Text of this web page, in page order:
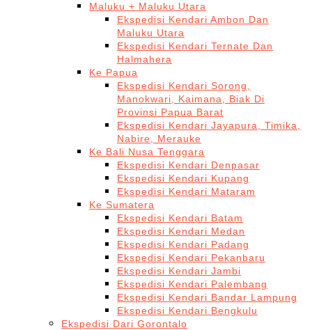
Maluku + Maluku Utara
Ekspedisi Kendari Ambon Dan
Maluku Utara
Ekspedisi Kendari Ternate Dan
Halmahera
Ke Papua
Ekspedisi Kendari Sorong,
Manokwari, Kaimana, Biak Di
Provinsi Papua Barat
Ekspedisi Kendari Jayapura, Timika,
Nabire, Merauke
Ke Bali Nusa Tenggara
Ekspedisi Kendari Denpasar
Ekspedisi Kendari Kupang
Ekspedisi Kendari Mataram
Ke Sumatera
Ekspedisi Kendari Batam
Ekspedisi Kendari Medan
Ekspedisi Kendari Padang
Ekspedisi Kendari Pekanbaru
Ekspedisi Kendari Jambi
Ekspedisi Kendari Palembang
Ekspedisi Kendari Bandar Lampung
Ekspedisi Kendari Bengkulu
Ekspedisi Dari Gorontalo